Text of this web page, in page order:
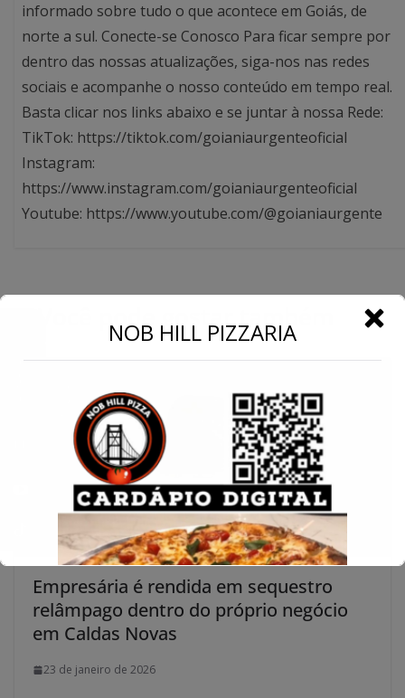
informado sobre tudo o que acontece em Goiás, de
norte a sul. Conecte-se Conosco Para ficar sempre por
dentro das nossas atualizações, siga-nos nas redes
sociais e acompanhe o nosso conteúdo em tempo real.
Basta clicar nos links abaixo e se juntar à nossa Rede:
TikTok: https://tiktok.com/goianiaurgenteoficial
Instagram:
https://www.instagram.com/goianiaurgenteoficial
Youtube: https://www.youtube.com/@goianiaurgente
Você pode gostar também
Empresária é rendida em sequestro
relâmpago dentro do próprio negócio
em Caldas Novas
23 de janeiro de 2026
NOB HILL PIZZARIA